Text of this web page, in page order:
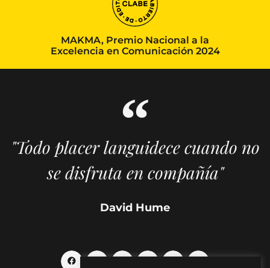
MAKMA, Premio Nacional a la
Excelencia en Comunicación 2024
"Todo placer languidece cuando no
se disfruta en compañía"
David Hume